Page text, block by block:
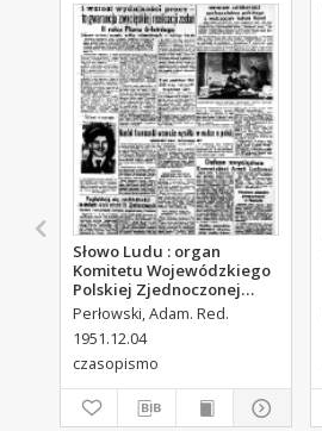
Słowo Ludu : organ
Komitetu Wojewódzkiego
Polskiej Zjednoczonej
Partii Robotniczej, 1951,
R.3, nr 313
Perłowski, Adam. Red.
1951.12.04
czasopismo